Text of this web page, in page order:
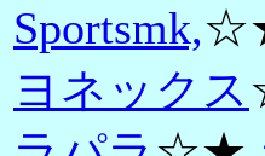
Sportsmk,
ヨネックス